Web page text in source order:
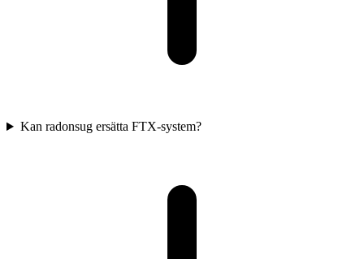
Kan radonsug ersätta FTX-system?